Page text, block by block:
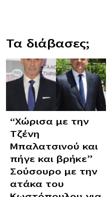
Τα διάβασες;
“Χώρισα με την
Τζένη
Μπαλατσινού και
πήγε και βρήκε”
Σούσουρο με την
ατάκα του